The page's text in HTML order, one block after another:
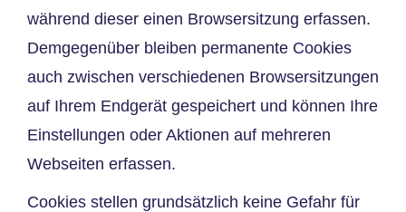
während dieser einen Browsersitzung erfassen.
Demgegenüber bleiben permanente Cookies
auch zwischen verschiedenen Browsersitzungen
auf Ihrem Endgerät gespeichert und können Ihre
Einstellungen oder Aktionen auf mehreren
Webseiten erfassen.
Cookies stellen grundsätzlich keine Gefahr für